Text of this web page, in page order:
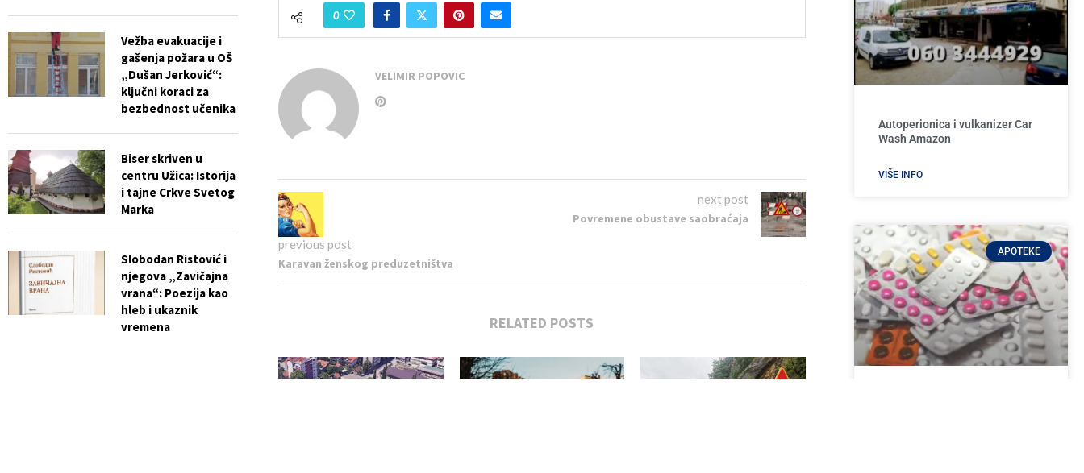
0
VELIMIR POPOVIC
previous post
Karavan ženskog preduzetništva
next post
Povremene obustave saobraćaja
RELATED POSTS
Autoperionica i vulkanizer Car
Wash Amazon
VIŠE INFO
APOTEKE
Vežba evakuacije i
gašenja požara u OŠ
„Dušan Jerković“:
ključni koraci za
bezbednost učenika
Biser skriven u
centru Užica: Istorija
i tajne Crkve Svetog
Marka
Slobodan Ristović i
njegova „Zavičajna
vrana“: Poezija kao
hleb i ukaznik
vremena